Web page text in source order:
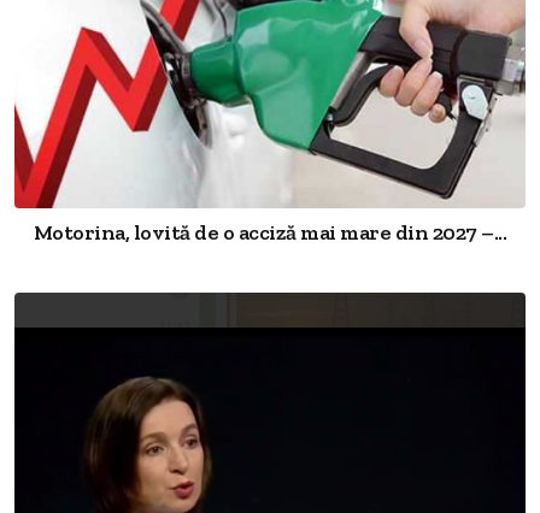
Motorina, lovită de o acciză mai mare din 2027 –...